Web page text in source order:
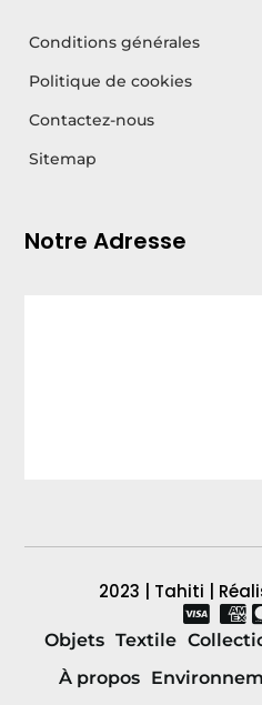
Conditions générales
Politique de cookies
Contactez-nous
Sitemap
Notre Adresse
2023 | Tahiti |
Objets Textile
À propos